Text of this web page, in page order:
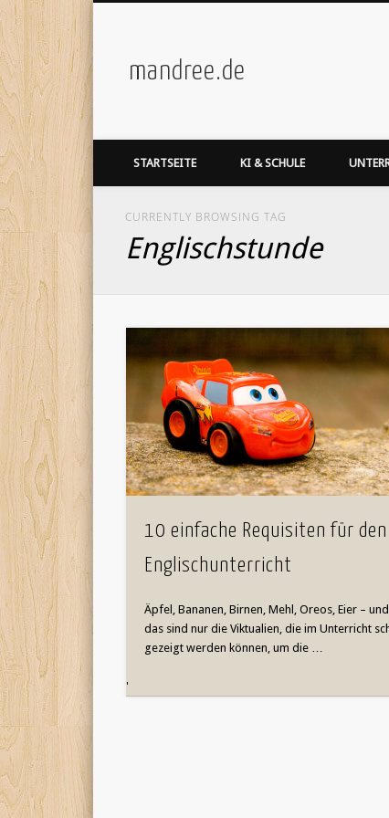
mandree.de
STARTSEITE KI & SCHULE
CURRENTLY BROWSING TAG
Englischstunde
10 einfache Requisiten für den
Englischunterricht
Äpfel, Bananen, Birnen, Mehl, Oreos, Eier – und
das sind nur die Viktualien, die im Unterricht
gezeigt werden können, um die …
'